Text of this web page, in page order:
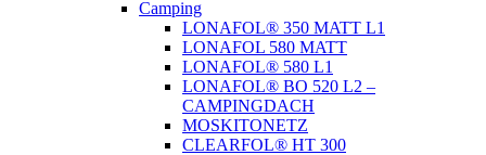
Camping
LONAFOL® 350 MATT L1
LONAFOL 580 MATT
LONAFOL® 580 L1
LONAFOL® BO 520 L2 –
CAMPINGDACH
MOSKITONETZ
CLEARFOL® HT 300